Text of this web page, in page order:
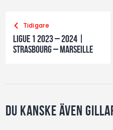
Tidigare
Ligue 1 2023 – 2024 |
Strasbourg – Marseille
Du kanske även